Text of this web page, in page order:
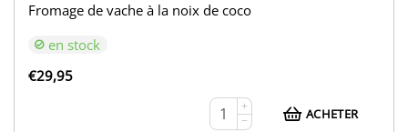
Fromage de vache à la noix de coco
en stock
€29,95
+
−
ACHETER